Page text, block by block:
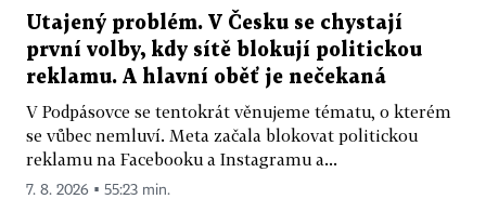
Utajený problém. V Česku se chystají
první volby, kdy sítě blokují politickou
reklamu. A hlavní oběť je nečekaná
V Podpásovce se tentokrát věnujeme tématu, o kterém
se vůbec nemluví. Meta začala blokovat politickou
reklamu na Facebooku a Instagramu a...
7. 8. 2026 ▪ 55:23 min.